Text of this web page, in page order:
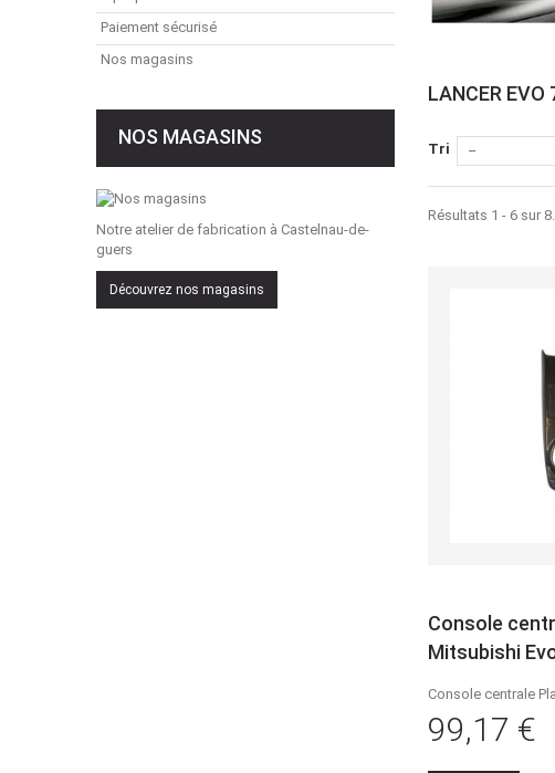
LANCER
Tri --
Résultats 1 - 6 sur 8.
Console
Mitsubishi
Console centrale
99,17 €
Paiement sécurisé
Nos magasins
NOS MAGASINS
Notre atelier de fabrication à Castelnau-de-
guers
Découvrez nos magasins